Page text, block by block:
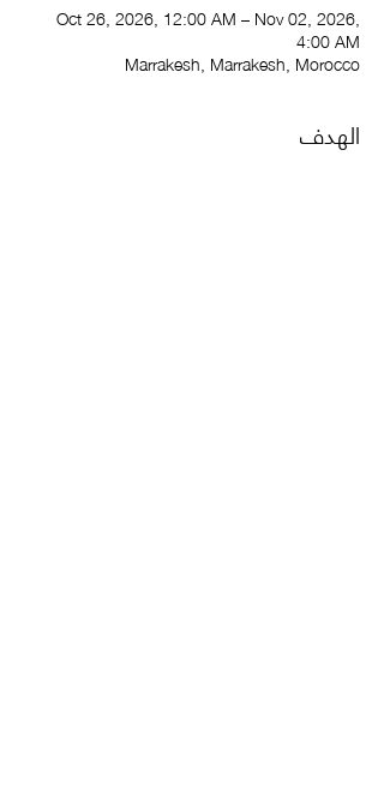
Oct 26, 2026, 12:00 AM – Nov 02, 2026,
4:00 AM
Marrakesh, Marrakesh, Morocco
الهدف